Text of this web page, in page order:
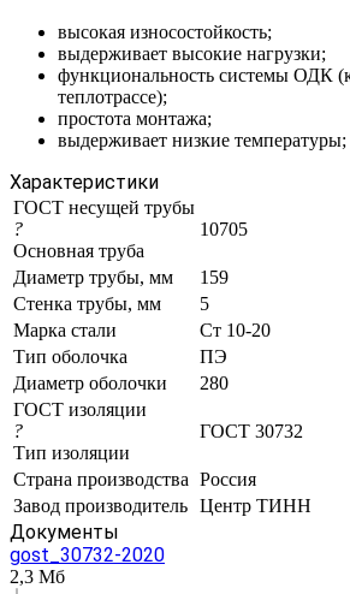
высокая износостойкость;
выдерживает высокие нагрузки;
функциональность системы ОДК
теплотрассе);
простота монтажа;
выдерживает низкие температуры;
Характеристики
ГОСТ несущей трубы
?
Основная труба
10705
Диаметр трубы, мм
159
Стенка трубы, мм
5
Марка стали
Ст 10-20
Тип оболочка
ПЭ
Диаметр оболочки
280
ГОСТ изоляции
?
Тип изоляции
ГОСТ 30732
Страна производства Россия
Завод производитель Центр ТИНН
Документы
gost_30732-2020
2,3 Мб